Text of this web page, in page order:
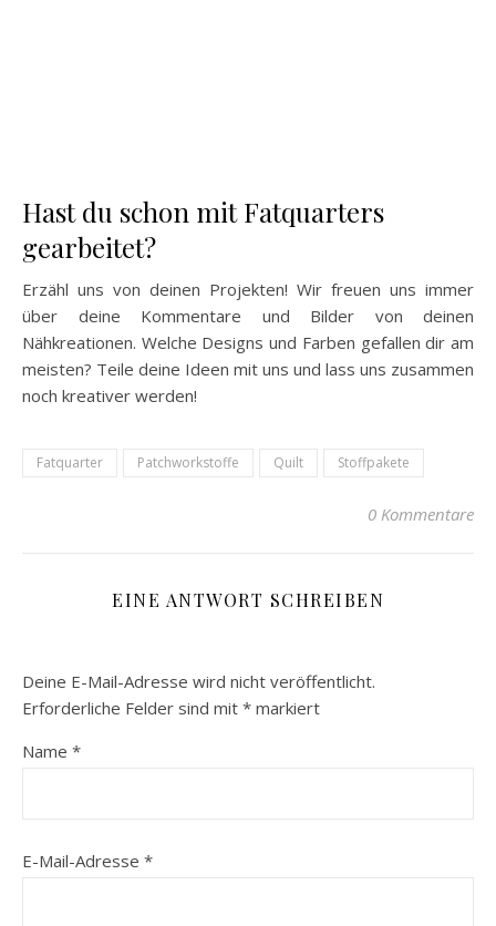
Hast du schon mit Fatquarters
gearbeitet?
Erzähl uns von deinen Projekten! Wir freuen uns immer
über deine Kommentare und Bilder von deinen
Nähkreationen. Welche Designs und Farben gefallen dir am
meisten? Teile deine Ideen mit uns und lass uns zusammen
noch kreativer werden!
Fatquarter Patchworkstoffe Quilt Stoffpakete
0 Kommentare
EINE ANTWORT SCHREIBEN
Deine E-Mail-Adresse wird nicht veröffentlicht.
Erforderliche Felder sind mit * markiert
Name *
E-Mail-Adresse *